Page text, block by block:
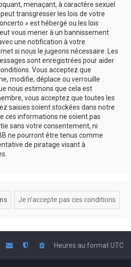
menaçant, à caractère sexuel
transgresser les lois de votre
» est hébergé ou les lois
vous mener à un bannissement
une notification à votre
si nous le jugeons nécessaire. Les
sont enregistrées pour aider
Vous acceptez que
modifie, déplace ou verrouille
nous estimons que cela est
vous acceptez que toutes les
saisies soient stockées dans notre
ces informations ne soient pas
sans votre consentement, ni
ne pourront être tenus comme
de piratage visant à
Heures au formatUTC